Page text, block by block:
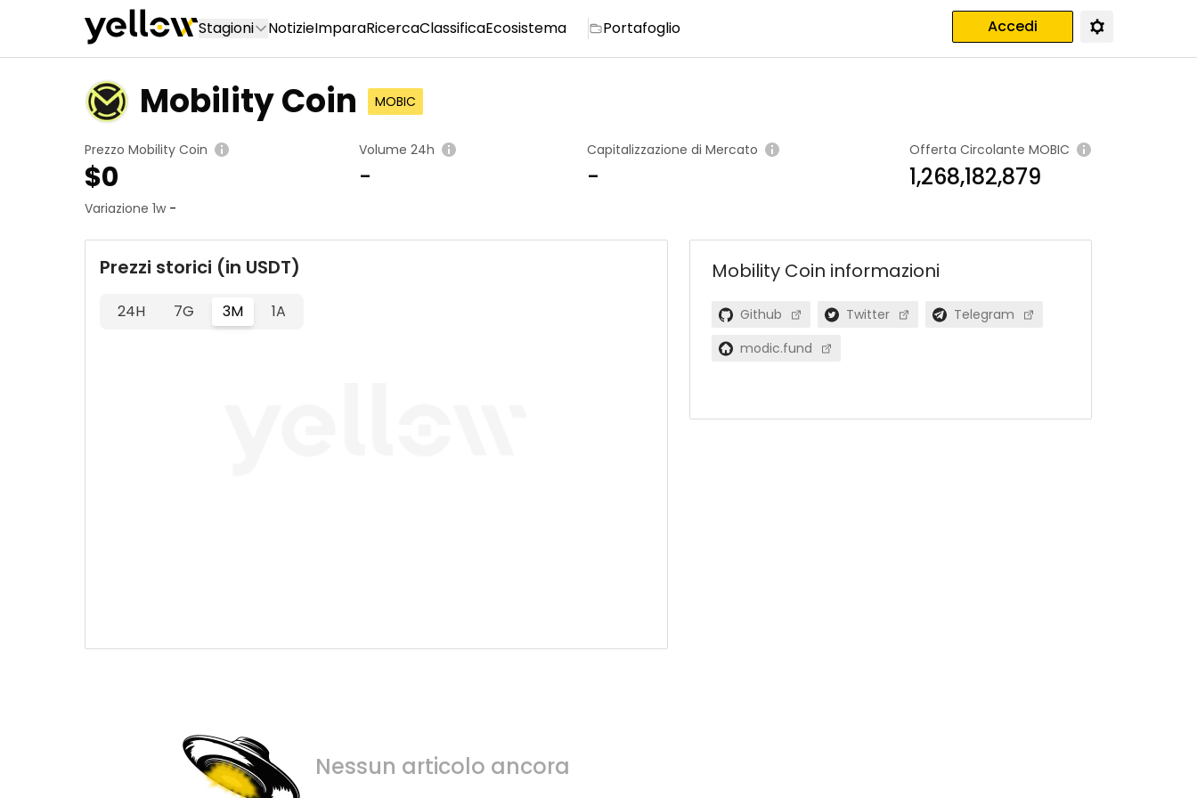
Stagioni NotizieImparaRicercaClassificaEcosistema Portafoglio Accedi
Mobility Coin MOBIC
Prezzo Mobility Coin
$0
Variazione 1w -
Volume 24h
-
Capitalizzazione di Mercato
-
Offerta Circolante MOBIC
1,268,182,879
Prezzi storici (in USDT)
24H 7G 3M 1A
Nessun articolo ancora
Mobility Coin informazioni
Github Twitter
Telegram
modic.fund